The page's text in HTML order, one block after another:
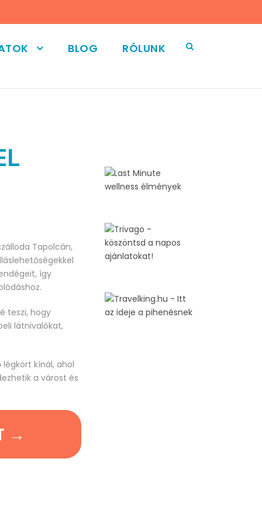
BLOG RÓLUNK
Tapolcán,
így
teszi, hogy
látnivalókat,
kínál, ahol
a várost és
→